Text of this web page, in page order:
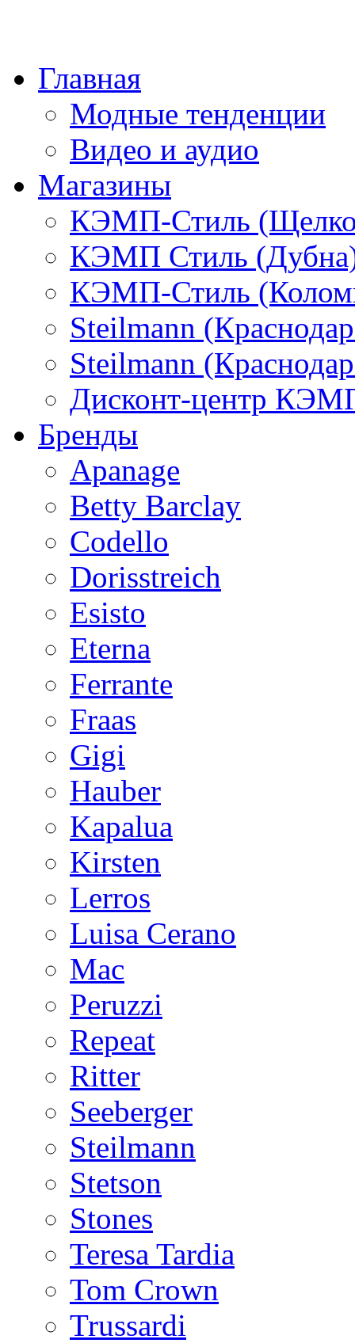
Главная
Модные тенденции
Видео и аудио
Магазины
КЭМП-Стиль
КЭМП Стиль
КЭМП-Стиль
Steilmann
Steilmann
Дисконт-центр
Бренды
Apanage
Betty Barclay
Codello
Dorisstreich
Esisto
Eterna
Ferrante
Fraas
Gigi
Hauber
Kapalua
Kirsten
Lerros
Luisa Cerano
Mac
Peruzzi
Repeat
Ritter
Seeberger
Steilmann
Stetson
Stones
Teresa Tardia
Tom Crown
Trussardi